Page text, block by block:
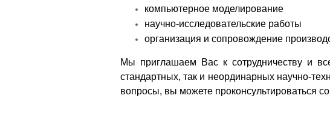
компьютерное моделирование
научно-исследовательские работы
организация и сопровождение
Мы приглашаем Вас к сотрудничеству и
стандартных, так и неординарных научно-
вопросы, вы можете проконсультироваться